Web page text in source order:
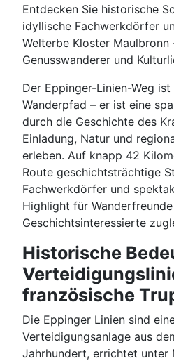
Entdecken Sie historische
idyllische Fachwerkdörfer
Welterbe Kloster
Genusswanderer und
Der Eppinger-Linien-Weg
Wanderpfad – er ist eine
durch die Geschichte des
Einladung, Natur und
erleben. Auf knapp 42
Route geschichtsträchtige
Fachwerkdörfer und
Highlight für
Geschichtsinteressierte
Historische
französische
Die Eppinger Linien sind
Verteidigungsanlage aus
Jahrhundert, errichtet unter